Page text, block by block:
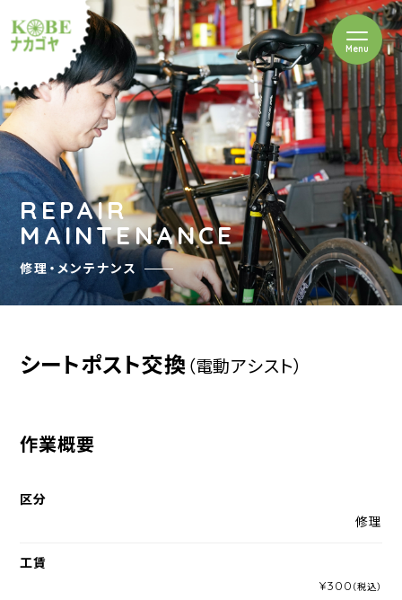
ルショップナカゴヤ
Menuを開閉
REPAIR
MAINTENANCE
修理・メンテナンス
シートポスト交換 （電動アシスト）
作業概要
区分
修理
工賃
¥300 （税込）